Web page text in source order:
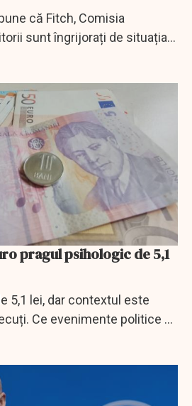
că Fitch, Comisia
sunt îngrijorați de situația
atent evoluțiile politice și
pragul psihologic de 5,1
5,1 lei, dar contextul este
Ce evenimente politice și
leul în jos.